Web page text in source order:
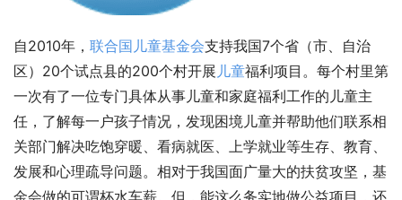
自2010年， 联合国儿童基金会支持我国7个省（市、自治
区）20个试点县的200个村开展 儿童福利项目。每个村里第
一次有了一位专门具体从事儿童和家庭福利工作的儿童主
任，了解每一户孩子情况，发现困境儿童并帮助他们联系相
关部门解决吃饱穿暖、看病就医、上学就业等生存、教育、
发展和心理疏导问题。相对于我国面广量大的扶贫攻坚，基